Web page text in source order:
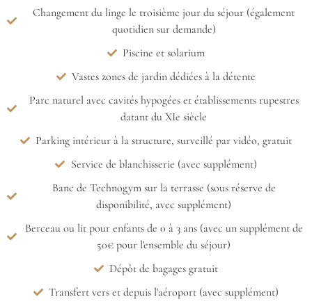
Changement du linge le troisième jour du séjour (également
quotidien sur demande)
Piscine et solarium
Vastes zones de jardin dédiées à la détente
Parc naturel avec cavités hypogées et établissements rupestres
datant du XIe siècle
Parking intérieur à la structure, surveillé par vidéo, gratuit
Service de blanchisserie (avec supplément)
Banc de Technogym sur la terrasse (sous réserve de
disponibilité, avec supplément)
Berceau ou lit pour enfants de 0 à 3 ans (avec un supplément de
50€ pour l'ensemble du séjour)
Dépôt de bagages gratuit
Transfert vers et depuis l'aéroport (avec supplément)